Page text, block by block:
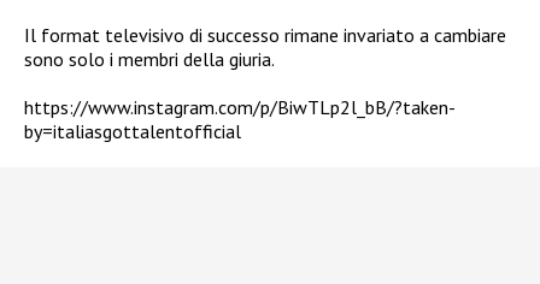
Il format televisivo di successo rimane invariato a cambiare
sono solo i membri della giuria.
https://www.instagram.com/p/BiwTLp2l_bB/?taken-
by=italiasgottalentofficial